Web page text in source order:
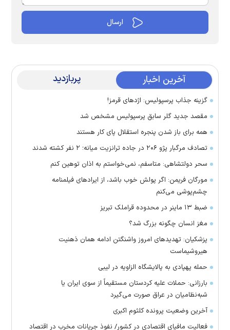
آخرین اخبار پربازدید
گزینه جذاب پرسپولیس: اژد‌های قرمز!
مقصد جدید گلر سابق پرسپولیس مشخص شد
همه برای باز شدن پنجره استقلال پای کار هستند
تصادف مرگبار پژو ۲۰۶ در جاده ترانزیت میانه؛ ۲ نفر کشته شدند
سحر دولتشاهی: متاسفم، نمی‌خواستم به اذان توهین کنم
مورگان فریمن: اگر پولش خوب باشد، از ایراد‌های فیلمنامه
چشم‌پوشی می‌کنم
ضبط ۱۳ ماینر در محدوده قراملک تبریز
مغز انسان چگونه بزرگ شد؟
پزشکیان: تهدید‌های امروز واشنگتن ادامه همان ذهنیت
هیروشیماست
حمله پهپادی به پالایشگاه الزاویه در لیبی
بارزانی: حملات علیه کردستان مستقیماً از سوی ایران یا
شبه‌نظامیان در عراق صورت می‌گیرد
آخرین وضعیت پرونده کلثوم اکبری
فعالیت مافیای اقتصادی در کشور/ نفوذ جریانات مخرب در اقتصاد